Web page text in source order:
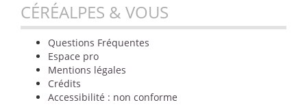
CÉRÉALPES & VOUS
Questions Fréquentes
Espace pro
Mentions légales
Crédits
Accessibilité : non conforme